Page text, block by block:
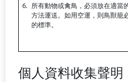
所有動物或禽鳥，必須放在適當
方法運送。如用空運，則鳥獸籠
的標準。
個人資料收集聲明